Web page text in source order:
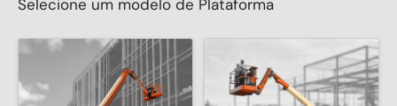
Selecione um modelo de Plataforma